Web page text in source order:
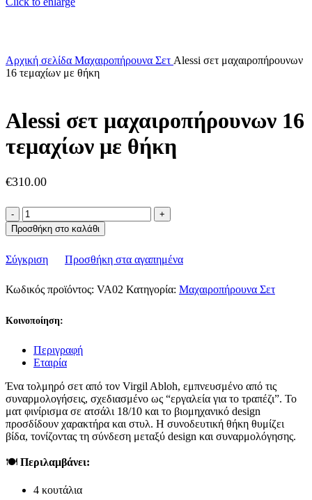
Αρχική σελίδα Μαχαιροπήρουνα Σετ Alessi σετ μαχαιροπήρουνων
16 τεμαχίων με θήκη
Alessi σετ μαχαιροπήρουνων 16
τεμαχίων με θήκη
€310.00
Alessi
σετ
μαχαιροπήρουνων
τεμαχίων
θήκη
Προσθήκη στο καλάθι
Σύγκριση Προσθήκη στα αγαπημένα
Κωδικός προϊόντος: VA02 Κατηγορία: Μαχαιροπήρουνα Σετ
Κοινοποίηση:
Περιγραφή
Εταιρία
Ένα τολμηρό σετ από τον Virgil Abloh, εμπνευσμένο από τις
συναρμολογήσεις, σχεδιασμένο ως “εργαλεία για το τραπέζι”. Το
ματ φινίρισμα σε ατσάλι 18/10 και το βιομηχανικό design
προσδίδουν χαρακτήρα και στυλ. Η συνοδευτική θήκη θυμίζει
βίδα, τονίζοντας τη σύνδεση μεταξύ design και συναρμολόγησης.
🍽️ Περιλαμβάνει:
4 κουτάλια